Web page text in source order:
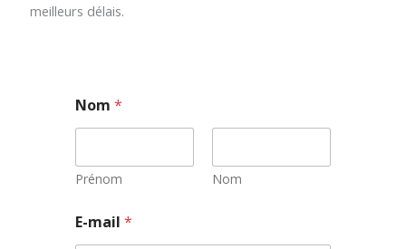
meilleurs délais.
Nom*
Prénom Nom
-
m
E-mail*